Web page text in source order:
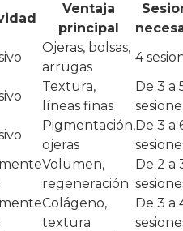
Ventaja
principal
Ojeras, bolsas,
arrugas
4
Textura,
líneas finas
De 3 a
Pigmentación,
ojeras
De 3 a
Volumen,
regeneración
De 2 a
Colágeno,
textura
De 3 a